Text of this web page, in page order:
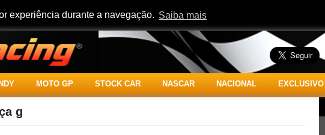
experiência durante a navegação. Saiba mais
INDY MOTO GP STOCK CAR NASCAR NACIONAL EXCLUSIVO
g